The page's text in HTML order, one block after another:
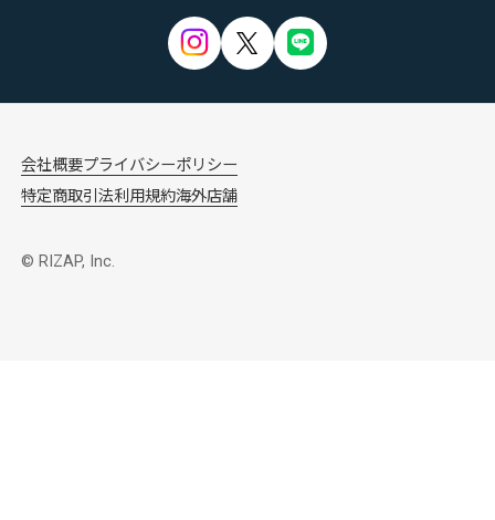
会社概要プライバシーポリシー
特定商取引法利用規約海外店舗
© RIZAP, Inc.